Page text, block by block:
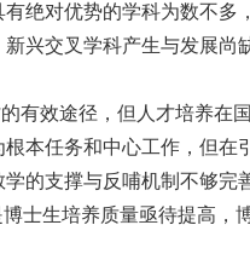
绝对优势的学科为数不
交叉学科产生与发展尚
效途径，但人才培养在
本任务和中心工作，但
的支撑与反哺机制不够
士生培养质量亟待提高，